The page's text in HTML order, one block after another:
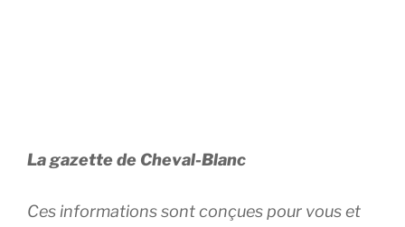
La gazette de Cheval-Blanc
Ces informations sont conçues pour vous et